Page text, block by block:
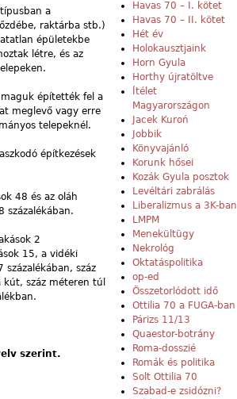
a
raktárba stb.)
épületekbe
létre, és az
építették fel a
meglevő vagy erre
telepeknél.
építkezések
48 és az oláh
százalékában.
2
15, a vidéki
százalékában, száz
kút, száz méteren túl
szerint.
Havas 70 – I. kötet
Havas 70 – II. kötet
Hét év
Holokausztjaink
Horn Gyula
Horthy újratöltve
Ítélet
Magyarországon
Jacek Kuroń
Jobbik
Könyvajánló
Korunk hősei
Kozák Gyula posztok
Levéltári zabrálás
Liberalizmus a 3K-ban
LMPM
Menekültügy
Nekrológ
Oktatáspolitika
op-ed
Összetorlódott idő
Ottilia 70 a FUGA-ban
Párizs 11/13
Quaestor-botrány
Roma-dosszié
Romák és politika
Solt Ottilia 70
Szabad-e zsidózni?